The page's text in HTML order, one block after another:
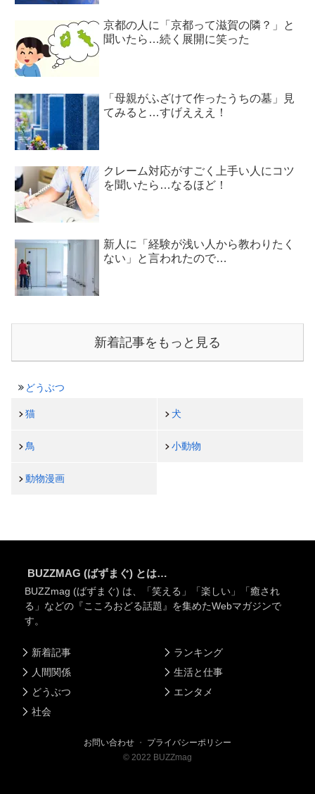
京都の人に「京都って滋賀の隣？」と
聞いたら…続く展開に笑った
「母親がふざけて作ったうちの墓」見
てみると…すげえええ！
クレーム対応がすごく上手い人にコツ
を聞いたら…なるほど！
新人に「経験が浅い人から教わりたく
ない」と言われたので…
新着記事をもっと見る
どうぶつ
猫 犬
鳥 小動物
動物漫画
BUZZMAG (ばずまぐ) とは…
BUZZmag (ばずまぐ) は、「笑える」「楽しい」「癒され
る」などの『こころおどる話題』を集めたWebマガジンで
す。
新着記事
人間関係
どうぶつ
社会
ランキング
生活と仕事
エンタメ
お問い合わせ ・ プライバシーポリシー
© 2022 BUZZmag